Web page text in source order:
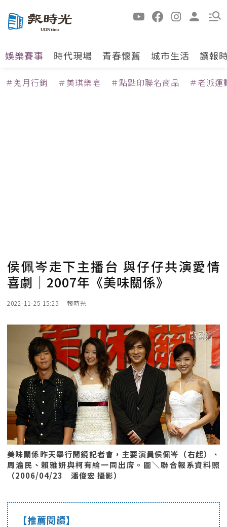
娛樂賽事 時代現場 青春懷舊 城市生活 讀報
＃鬼月行銷 ＃美琪樂皂 ＃點點印聯名商品 ＃老派運
侯佩岑走下主播台 與仔仔共演愛情
喜劇｜2007年《美味關係》
2022-11-25 15:25 報時光
美味關係昨天舉行開鏡記者會，主要演員侯佩岑（右起）、
周渝民、賴雅妍與柯有綸一同出席。圖＼聯合報系資料照
（2006/04/23 潘俊宏 攝影）
【推薦閱讀】